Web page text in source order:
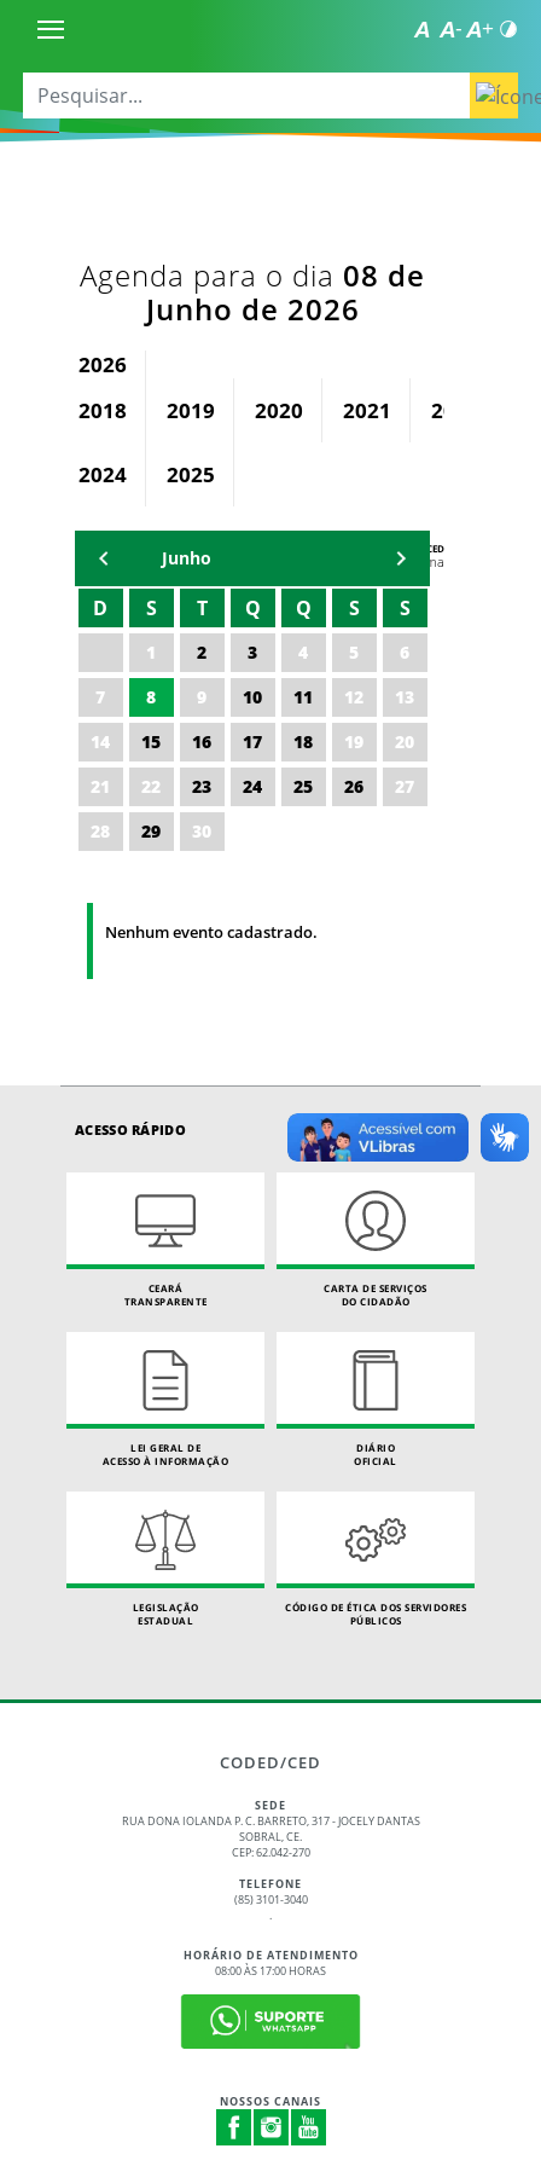
Agenda para o dia 08 de
Junho de 2026
2026
2018
2019 2020 2021 2022
2024 2025
AGENDA DA CODED/CED
Vagna Lima
Junho
D S T Q Q S S
1 2 3 4 5
6
7
8 9 10 11 12
13
14
15 16 17 18 19
20
21
22 23 24 25 26
27
28
29 30
Nenhum evento cadastrado.
ACESSO RÁPIDO
CEARÁ
TRANSPARENTE
CARTA DE SERVIÇOS
DO CIDADÃO
LEI GERAL DE
ACESSO À INFORMAÇÃO
DIÁRIO
OFICIAL
LEGISLAÇÃO
ESTADUAL
CÓDIGO DE ÉTICA DOS SERVIDORES
PÚBLICOS
CODED/CED
SEDE
RUA DONA IOLANDA P. C. BARRETO, 317 - JOCELY DANTAS
SOBRAL, CE.
CEP: 62.042-270
TELEFONE
(85) 3101-3040
.
HORÁRIO DE ATENDIMENTO
08:00 ÀS 17:00 HORAS
NOSSOS CANAIS